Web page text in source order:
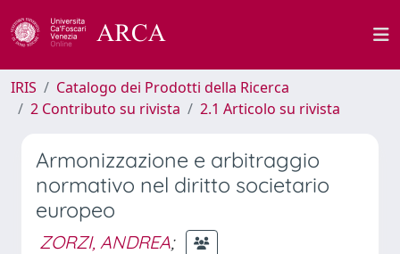
IRIS
Catalogo dei Prodotti della Ricerca
2 Contributo su rivista
2.1 Articolo su rivista
Armonizzazione e arbitraggio
normativo nel diritto societario
europeo
ZORZI, ANDREA;